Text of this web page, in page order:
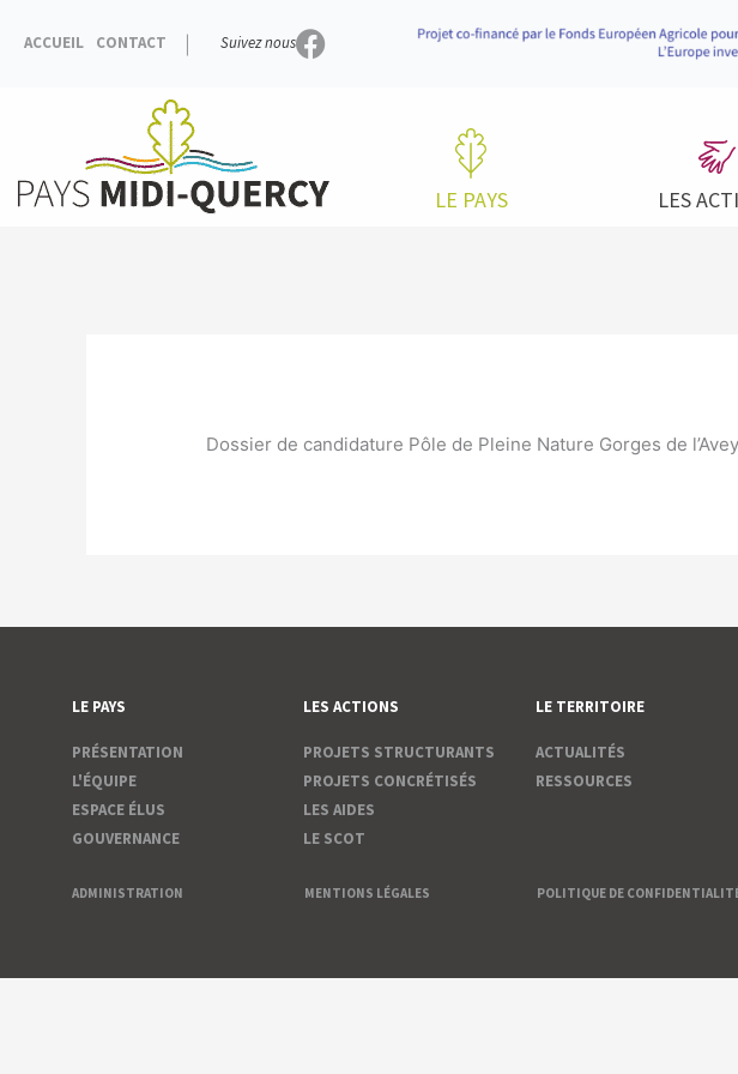
ACCUEIL CONTACT Suivez nous
LE PAYS LES
Dossier de candidature Pôle de Pleine Nature Gorges de
LE PAYS
PRÉSENTATION
L'ÉQUIPE
ESPACE ÉLUS
GOUVERNANCE
LES ACTIONS
PROJETS STRUCTURANTS
PROJETS CONCRÉTISÉS
LES AIDES
LE SCOT
LE TERRITOIRE
ACTUALITÉS
RESSOURCES
ADMINISTRATION MENTIONS LÉGALES POLITIQUE DE